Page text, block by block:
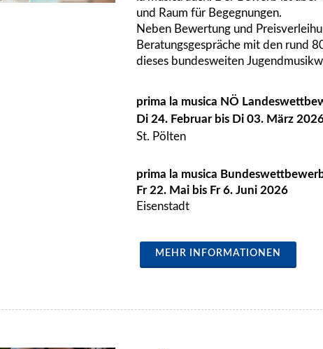
und Raum für Begegnungen.
Neben Bewertung und
Beratungsgespräche mit den rund
dieses bundesweiten
prima la musica NÖ
Di 24. Februar bis Di 03. März
St. Pölten
prima la musica
Fr 22. Mai bis Fr 6. Juni 2026
Eisenstadt
MEHR INFORMATIONEN